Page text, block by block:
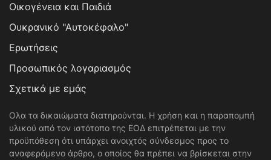
Οικογένεια και Παιδιά
Ουκρανικό "Αυτοκέφαλο"
Ερωτήσεις
Προσωπικός λογαριασμός
Σχετικά με εμάς
Ολα τα δικαιώματα διατηρούνται. Η χρήση και η παραπομπή
υλικού από τον ιστότοπο της ΕΟΔ επιτρέπεται με την
προϋπόθεση ότι υπάρχει ανοιχτός σύνδεσμος προς το
αναφερόμενο άρθρο, ο οποίος θα πρέπει να βρίσκεται στην